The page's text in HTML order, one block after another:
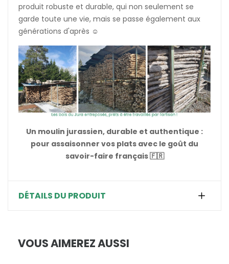
produit robuste et durable, qui non seulement se
garde toute une vie, mais se passe également aux
générations d'après ☺️
Un moulin jurassien, durable et authentique :
pour assaisonner vos plats avec le goût du
savoir-faire français 🇫🇷
DÉTAILS DU PRODUIT
VOUS AIMEREZ AUSSI